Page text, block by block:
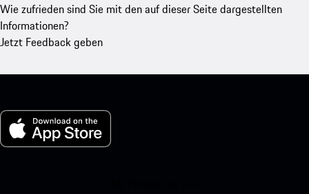
Wie zufrieden sind Sie mit den auf dieser Seite dargestellten
Informationen?
Jetzt Feedback geben